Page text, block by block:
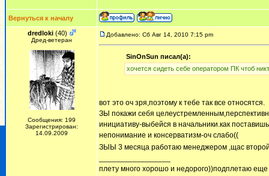
Вернуться к началу
dredloki (40)
Дред-ветеран
Сообщения: 199
Зарегистрирован:
14.09.2009
Добавлено: Сб Авг 14, 2010 7:15 pm
SinOnSun писал(а):
хочется сидеть себе оператором ПК чтоб
вот это оч зря,поэтому к тебе так все относятся.
ЗЫ покажи себя
инициативу-выбейся в начальники.как
непонимание и консерватизм-оч слабо((
ЗЫЫ 3 месяца работаю менеджером ,щас
плету много хорошо и недорого))подплетаю